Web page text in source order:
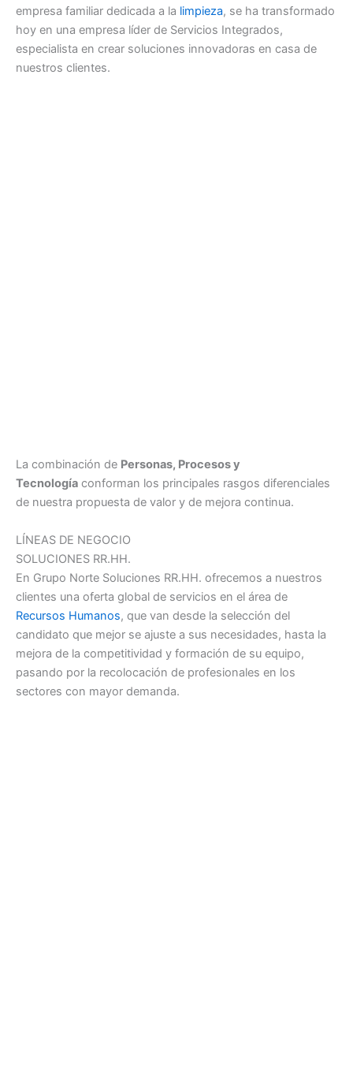
empresa familiar dedicada a la limpieza, se ha transformado
hoy en una empresa líder de Servicios Integrados,
especialista en crear soluciones innovadoras en casa de
nuestros clientes.
La combinación de Personas, Procesos y
Tecnología conforman los principales rasgos diferenciales
de nuestra propuesta de valor y de mejora continua.
LÍNEAS DE NEGOCIO
SOLUCIONES RR.HH.
En Grupo Norte Soluciones RR.HH. ofrecemos a nuestros
clientes una oferta global de servicios en el área de
Recursos Humanos, que van desde la selección del
candidato que mejor se ajuste a sus necesidades, hasta la
mejora de la competitividad y formación de su equipo,
pasando por la recolocación de profesionales en los
sectores con mayor demanda.